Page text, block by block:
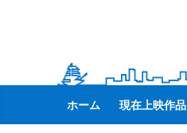
リ
ン
ホーム 現在上映作品